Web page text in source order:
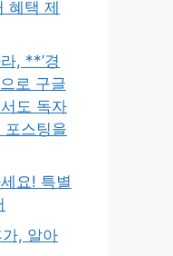
혜택 제
, **’경
로 구글
도 독자
포스팅을
요! 특별
, 알아